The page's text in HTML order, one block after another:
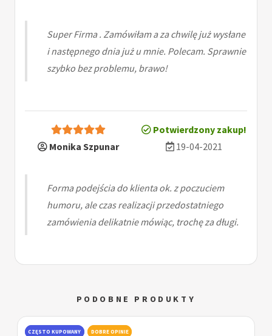
Super Firma . Zamówiłam a za chwilę już wysłane
i następnego dnia już u mnie. Polecam. Sprawnie
szybko bez problemu, brawo!
Potwierdzony zakup!
Monika Szpunar
19-04-2021
Forma podejścia do klienta ok. z poczuciem
humoru, ale czas realizacji przedostatniego
zamówienia delikatnie mówiąc, trochę za długi.
PODOBNE PRODUKTY
CZĘSTO KUPOWANY DOBRE OPINIE